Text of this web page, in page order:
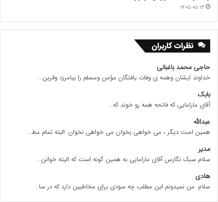
۱۴۰۵-۰۵-۱۳
نظرات کاربران
حاجی محمد باغبانی
خداوند ایشان وهمه ی وفات یافتگان مؤمن ومسلم را بیامرزد وقرین...
بابک
آقای مارامایی که فاتحه همه رو خوند که...
عبدالله
همین است دیگر ، می خواهی بخوان می خواهی نخوان. البته تمام مط...
مدیر
سلام سبک نگارس آقای مارامایی به همین گونه است که الیته خوانن...
هادی
سلام. من نمیدونم این مطلب چه سودی برای مخاطبین دارد که در سا...